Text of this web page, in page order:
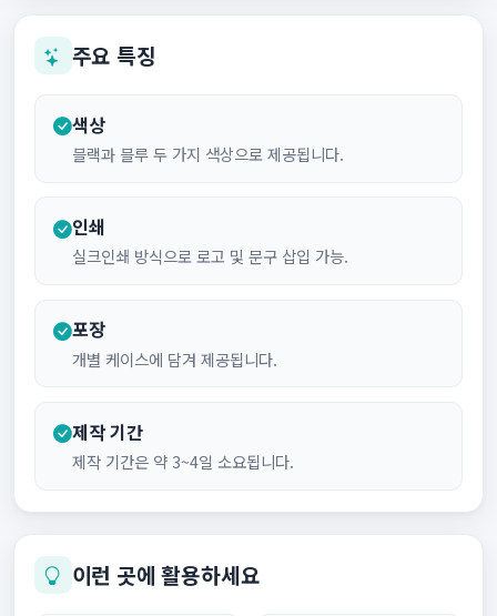
주요 특징
색상
블랙과 블루 두 가지 색상으로 제공됩니다.
인쇄
실크인쇄 방식으로 로고 및 문구 삽입 가능.
포장
개별 케이스에 담겨 제공됩니다.
제작 기간
제작 기간은 약 3~4일 소요됩니다.
이런 곳에 활용하세요